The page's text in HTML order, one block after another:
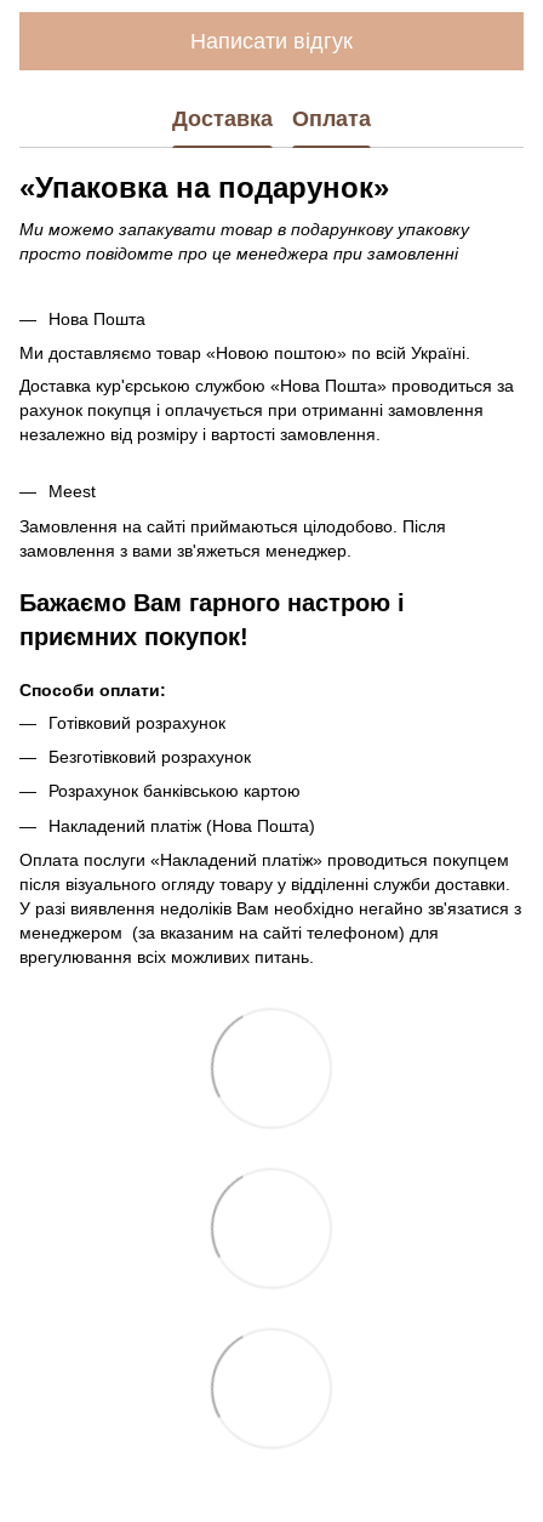
Написати відгук
Доставка Оплата
«Упаковка на подарунок»
Ми можемо запакувати товар в подарункову упаковку
просто повідомте про це менеджера при замовленні
Нова Пошта
Ми доставляємо товар «Новою поштою» по всій Україні.
Доставка кур'єрською службою «Нова Пошта» проводиться за
рахунок покупця і оплачується при отриманні замовлення
незалежно від розміру і вартості замовлення.
Meest
Замовлення на сайті приймаються цілодобово. Після
замовлення з вами зв'яжеться менеджер.
Бажаємо Вам гарного настрою і
приємних покупок!
Способи оплати:
Готівковий розрахунок
Безготівковий розрахунок
Розрахунок банківською картою
Накладений платіж (Нова Пошта)
Оплата послуги «Накладений платіж» проводиться покупцем
після візуального огляду товару у відділенні служби доставки.
У разі виявлення недоліків Вам необхідно негайно зв'язатися з
менеджером (за вказаним на сайті телефоном) для
врегулювання всіх можливих питань.